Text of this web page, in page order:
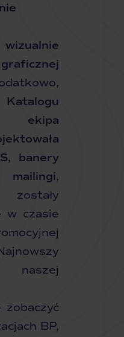
Katalogu
ekipa
banery
mailingi,
w czasie
zobaczyć
BP,